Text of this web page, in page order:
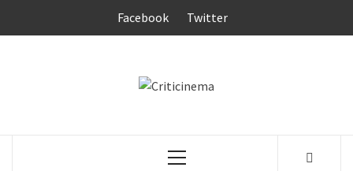
Facebook Twitter
Menú